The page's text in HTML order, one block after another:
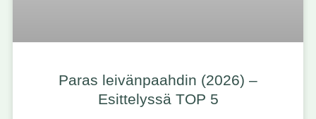
Paras leivänpaahdin (2026) –
Esittelyssä TOP 5